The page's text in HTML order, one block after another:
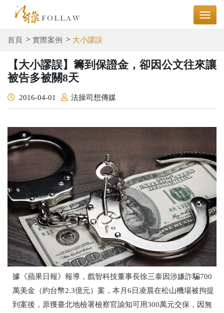
首頁 實際案例 大小謬誤
【大小謬誤】籌到保證金，卻因公文往來讓
被告多被關8天
2016-04-01 法操司想傳媒
據《蘋果日報》報導，戲智科技董事長徐三泰因涉嫌詐騙700
萬美金（約台幣2.3億元）案，本月6日凌晨在松山機場被拘提
到案後，原獲臺北地檢署檢察官諭知可用300萬元交保，因無